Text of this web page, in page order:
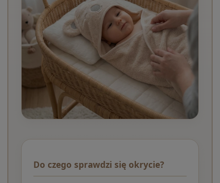
Do czego sprawdzi się okrycie?